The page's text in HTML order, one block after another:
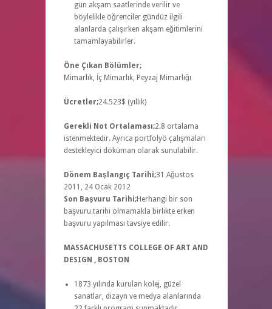
gün akşam saatlerinde verilir ve
böylelikle öğrenciler gündüz ilgili
alanlarda çalışırken akşam eğitimlerini
tamamlayabilirler.
Öne Çıkan Bölümler;
Mimarlık, İç Mimarlık, Peyzaj Mimarlığı
Ücretler;24.523$ (yıllık)
Gerekli Not Ortalaması;2.8 ortalama
istenmektedir. Ayrıca portfolyö çalışmaları
destekleyici döküman olarak sunulabilir.
Dönem Başlangıç Tarihi;31 Ağustos
2011, 24 Ocak 2012
Son Başvuru Tarihi;Herhangi bir son
başvuru tarihi olmamakla birlikte erken
başvuru yapılması tavsiye edilir.
MASSACHUSETTS COLLEGE OF ART AND
DESIGN , BOSTON
1873 yılında kurulan kolej, güzel
sanatlar, dizayn ve medya alanlarında